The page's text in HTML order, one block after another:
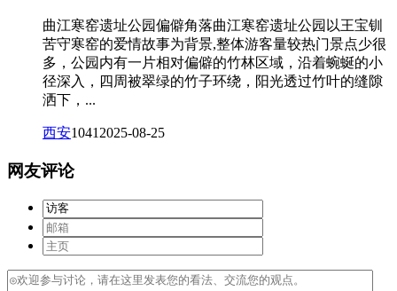
曲江寒窑遗址公园偏僻角落曲江寒窑遗址公园以王宝钏
苦守寒窑的爱情故事为背景,整体游客量较热门景点少很
多，公园内有一片相对偏僻的竹林区域，沿着蜿蜒的小
径深入，四周被翠绿的竹子环绕，阳光透过竹叶的缝隙
洒下，...
西安10412025-08-25
网友评论